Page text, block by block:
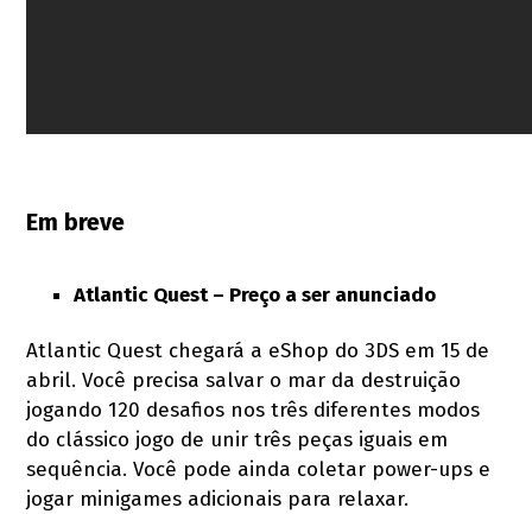
Em breve
Atlantic Quest – Preço a ser anunciado
Atlantic Quest chegará a eShop do 3DS em 15 de
abril. Você precisa salvar o mar da destruição
jogando 120 desafios nos três diferentes modos
do clássico jogo de unir três peças iguais em
sequência. Você pode ainda coletar power-ups e
jogar minigames adicionais para relaxar.